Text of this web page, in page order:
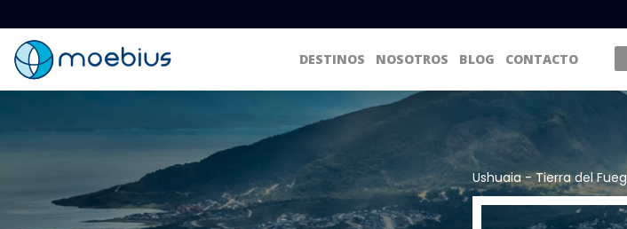
DESTINOS NOSOTROS BLOG CONTACTO
Ushuaia - Tierra del